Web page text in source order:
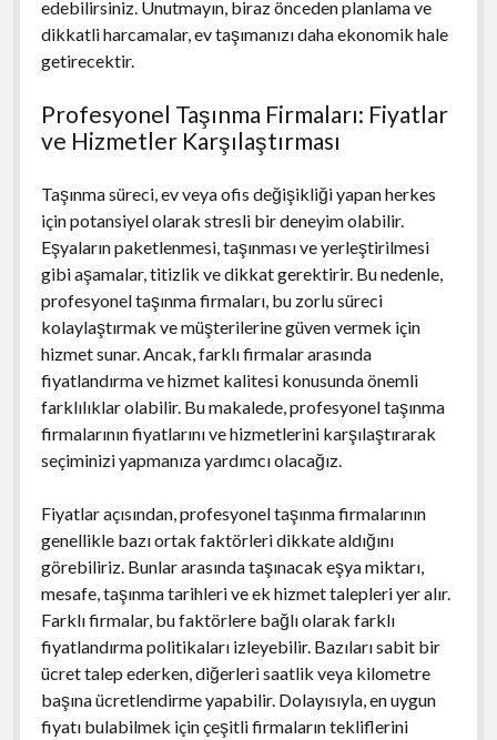
edebilirsiniz. Unutmayın, biraz önceden planlama ve
dikkatli harcamalar, ev taşımanızı daha ekonomik hale
getirecektir.
Profesyonel Taşınma Firmaları: Fiyatlar
ve Hizmetler Karşılaştırması
Taşınma süreci, ev veya ofis değişikliği yapan herkes
için potansiyel olarak stresli bir deneyim olabilir.
Eşyaların paketlenmesi, taşınması ve yerleştirilmesi
gibi aşamalar, titizlik ve dikkat gerektirir. Bu nedenle,
profesyonel taşınma firmaları, bu zorlu süreci
kolaylaştırmak ve müşterilerine güven vermek için
hizmet sunar. Ancak, farklı firmalar arasında
fiyatlandırma ve hizmet kalitesi konusunda önemli
farklılıklar olabilir. Bu makalede, profesyonel taşınma
firmalarının fiyatlarını ve hizmetlerini karşılaştırarak
seçiminizi yapmanıza yardımcı olacağız.
Fiyatlar açısından, profesyonel taşınma firmalarının
genellikle bazı ortak faktörleri dikkate aldığını
görebiliriz. Bunlar arasında taşınacak eşya miktarı,
mesafe, taşınma tarihleri ve ek hizmet talepleri yer alır.
Farklı firmalar, bu faktörlere bağlı olarak farklı
fiyatlandırma politikaları izleyebilir. Bazıları sabit bir
ücret talep ederken, diğerleri saatlik veya kilometre
başına ücretlendirme yapabilir. Dolayısıyla, en uygun
fiyatı bulabilmek için çeşitli firmaların tekliflerini